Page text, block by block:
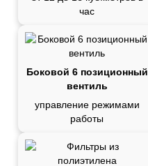
час
Боковой 6 позиционный
вентиль
управление режимами
работы